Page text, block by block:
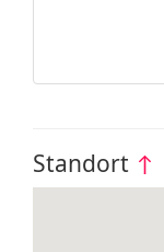
Standort ↑